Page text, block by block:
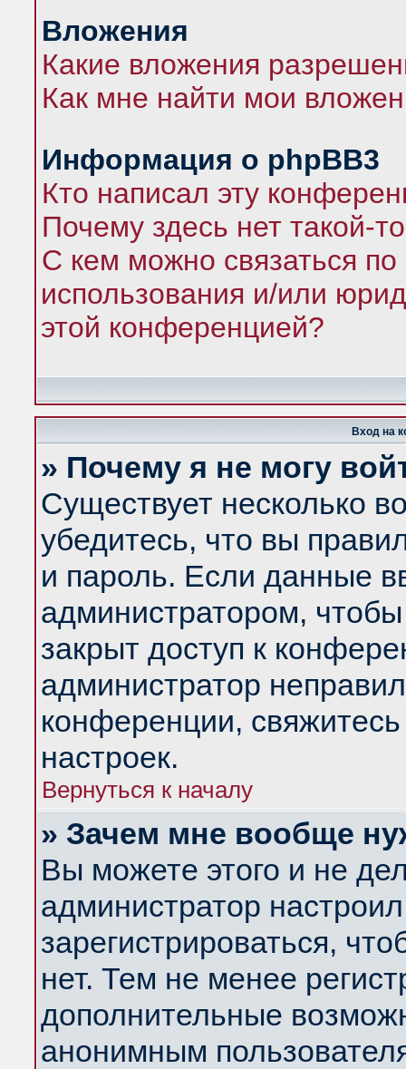
Вложения
Какие вложения
Как мне найти мои
Информация о phpBB3
Кто написал эту
Почему здесь нет такой-
С кем можно связаться по
использования и/или
этой конференцией?
Вход на
» Почему я не могу
Существует несколько
убедитесь, что вы
и пароль. Если данные
администратором,
закрыт доступ к
администратор
конференции,
настроек.
Вернуться к началу
» Зачем мне вообще
Вы можете этого и не
администратор
зарегистрироваться,
нет. Тем не менее
дополнительные
анонимным